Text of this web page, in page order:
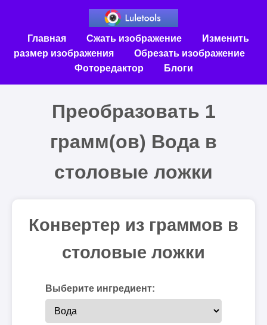
Главная Сжать изображение
Изменить
размер изображения
Обрезать изображение
Фоторедактор
Блоги
Преобразовать 1
грамм(ов) Вода в
столовые ложки
Конвертер из граммов в
столовые ложки
Выберите ингредиент: